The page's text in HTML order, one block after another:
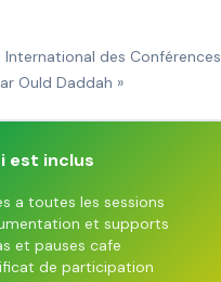
International des Conférences
Ould Daddah »
est inclus
a toutes les sessions
et supports
et pauses cafe
de participation